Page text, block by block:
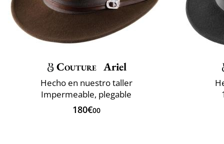
Couture Ariel
Hecho en nuestro taller
Impermeable, plegable
180€00